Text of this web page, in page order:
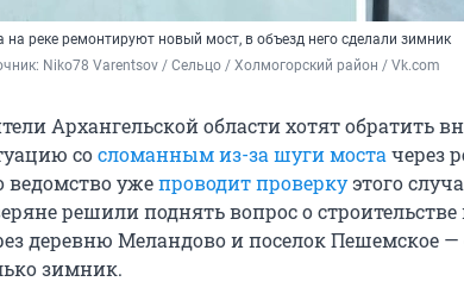
на реке ремонтируют новый мост, в объезд него сделали зимник
Niko78 Varentsov / Сельцо / Холмогорский район / Vk.com
Архангельской области хотят обратить
сосломанным из-за шуги моста через
ведомство ужепроводит проверкуэтого
решили поднять вопрос о
деревню Меландово и поселок Пешемское —
зимник.